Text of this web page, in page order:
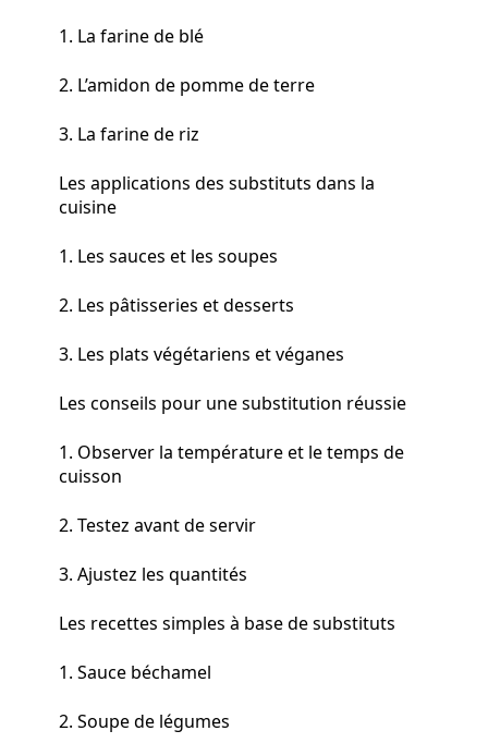
1. La farine de blé
2. L’amidon de pomme de terre
3. La farine de riz
Les applications des substituts dans la
cuisine
1. Les sauces et les soupes
2. Les pâtisseries et desserts
3. Les plats végétariens et véganes
Les conseils pour une substitution réussie
1. Observer la température et le temps de
cuisson
2. Testez avant de servir
3. Ajustez les quantités
Les recettes simples à base de substituts
1. Sauce béchamel
2. Soupe de légumes